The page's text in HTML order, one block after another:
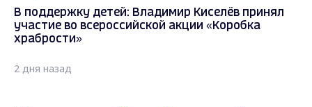
В поддержку детей: Владимир Киселёв принял
участие во всероссийской акции «Коробка
храбрости»
2 дня назад